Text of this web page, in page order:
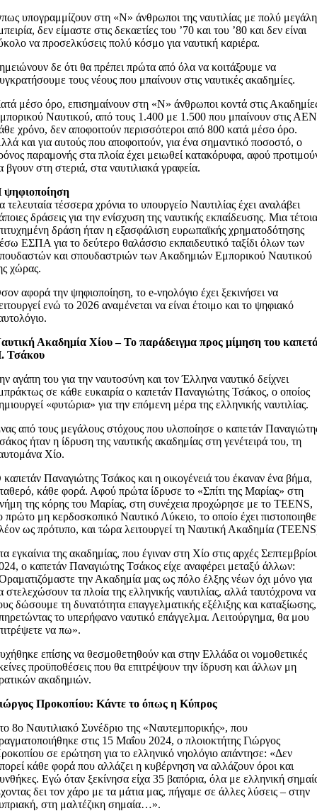
υπογραμμίζουν στη «Ν» άνθρωποι της ναυτιλίας με πολύ μεγάλη
δεν είμαστε στις δεκαετίες του ’70 και του ’80 και δεν είναι
να προσελκύσεις πολύ κόσμο για ναυτική καριέρα.
δε ότι θα πρέπει πρώτα από όλα να κοιτάξουμε να
τους νέους που μπαίνουν στις ναυτικές ακαδημίες.
μέσο όρο, επισημαίνουν στη «Ν» άνθρωποι κοντά στις
Ναυτικού, από τους 1.400 με 1.500 που μπαίνουν στις ΑΕΝ
χρόνο, δεν αποφοιτούν περισσότεροι από 800 κατά μέσο όρο.
και για αυτούς που αποφοιτούν, για ένα σημαντικό ποσοστό, ο
παραμονής στα πλοία έχει μειωθεί κατακόρυφα, αφού
βγουν στη στεριά, στα ναυτιλιακά γραφεία.
ψηφιοποίηση
τελευταία τέσσερα χρόνια το υπουργείο Ναυτιλίας έχει αναλάβει
δράσεις για την ενίσχυση της ναυτικής εκπαίδευσης. Μια
δράση ήταν η εξασφάλιση ευρωπαϊκής χρηματοδότησης
ΕΣΠΑ για το δεύτερο θαλάσσιο εκπαιδευτικό ταξίδι όλων των
και σπουδαστριών των Ακαδημιών Εμπορικού Ναυτικού
χώρας.
αφορά την ψηφιοποίηση, το e-νηολόγιο έχει ξεκινήσει να
ενώ το 2026 αναμένεται να είναι έτοιμο και το ψηφιακό
Ακαδημία Χίου – Το παράδειγμα προς μίμηση του
Τσάκου
αγάπη του για την ναυτοσύνη και τον Έλληνα ναυτικό δείχνει
σε κάθε ευκαιρία ο καπετάν Παναγιώτης Τσάκος, ο οποίος
«φυτώρια» για την επόμενη μέρα της ελληνικής ναυτιλίας.
από τους μεγάλους στόχους που υλοποίησε ο καπετάν
ήταν η ίδρυση της ναυτικής ακαδημίας στη γενέτειρά του, τη
Χίο.
Παναγιώτης Τσάκος και η οικογένειά του έκαναν ένα βήμα,
κάθε φορά. Αφού πρώτα ίδρυσε το «Σπίτι της Μαρίας» στη
της κόρης του Μαρίας, στη συνέχεια προχώρησε με το TEENS,
πρώτο μη κερδοσκοπικό Ναυτικό Λύκειο, το οποίο έχει
ως πρότυπο, και τώρα λειτουργεί τη Ναυτική Ακαδημία
εγκαίνια της ακαδημίας, που έγιναν στη Χίο στις αρχές
ο καπετάν Παναγιώτης Τσάκος είχε αναφέρει μεταξύ άλλων:
την Ακαδημία μας ως πόλο έλξης νέων όχι μόνο για
στελεχώσουν τα πλοία της ελληνικής ναυτιλίας, αλλά ταυτόχρονα να
δώσουμε τη δυνατότητα επαγγελματικής εξέλιξης και καταξίωσης,
το υπερήφανο ναυτικό επάγγελμα. Λειτούργημα, θα μου
να πω».
επίσης να θεσμοθετηθούν και στην Ελλάδα οι νομοθετικές
προϋποθέσεις που θα επιτρέψουν την ίδρυση και άλλων μη
ακαδημιών.
Προκοπίου: Κάντε το όπως η Κύπρος
8ο Ναυτιλιακό Συνέδριο της «Ναυτεμπορικής», που
στις 15 Μαΐου 2024, ο πλοιοκτήτης Γιώργος
σε ερώτηση για το ελληνικό νηολόγιο απάντησε: «Δεν
κάθε φορά που αλλάζει η κυβέρνηση να αλλάζουν όροι και
Εγώ όταν ξεκίνησα είχα 35 βαπόρια, όλα με ελληνική
δει τον χάρο με τα μάτια μας, πήγαμε σε άλλες λύσεις – στην
στη μαλτέζικη σημαία…».